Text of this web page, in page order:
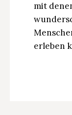
mit
erleben